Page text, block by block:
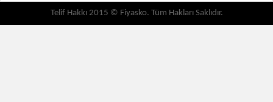
Telif Hakkı 2015 © Fiyasko. Tüm Hakları Saklıdır.